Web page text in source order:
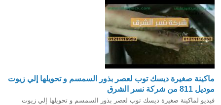
ماكينة صغيرة ديسك توب لعصر بذور السمسم و تحويلها إلي زيوت
موديل 811 من شركة نسر الشرق
فيديو لماكينة صغيرة ديسك توب لعصر بذور السمسم و تحويلها إلي زيوت